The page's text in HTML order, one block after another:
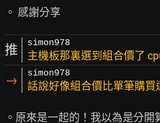
推 simon978
主機板那裏選到組合價了
→ simon978
話說好像組合價比單筆購買
。原來是一起的！我以為是分開